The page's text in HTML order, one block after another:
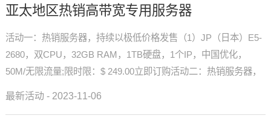
亚太地区热销高带宽专用服务器
活动一：热销服务器，持续以极低价格发售（1）JP（日本）E5-
2680，双CPU，32GB RAM，1TB硬盘，1个IP，中国优化，
50M/无限流量;限时限：$ 249.00立即订购活动二：热销服务器，
最新活动 - 2023-11-06